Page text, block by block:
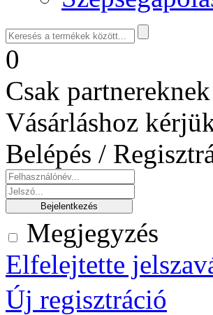
0
Csak
Vásárláshoz
Belépés /
Megjegyzés
Elfelejtette
Új regisztráció